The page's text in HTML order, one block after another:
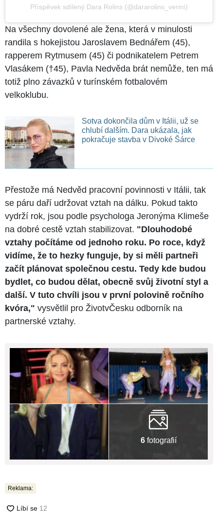
Příspěvek sdílený Dara Rolins (@dararolins_vermi)
Na všechny dovolené ale žena, která v minulosti
randila s hokejistou Jaroslavem Bednářem (45),
rapperem Rytmusem (45) či podnikatelem Petrem
Vlasákem (†45), Pavla Nedvěda brát nemůže, ten má
totiž plno závazků v turínském fotbalovém
velkoklubu.
Sotva dokončila dům v Itálii, už se
chlubí dalším. Dara ukázala, jak
pokračuje stavba v Divoké Šárce
Přestože má Nedvěd pracovní povinnosti v Itálii, tak
se páru daří udržovat vztah na dálku. Pokud takto
vydrží rok, jsou podle psychologa Jeronýma Klimeše
na dobré cestě vztah stabilizovat. "Dlouhodobé
vztahy počítáme od jednoho roku. Po roce, když
vidíme, že to hezky funguje, by si měli partneři
začít plánovat společnou cestu. Tedy kde budou
bydlet, co budou dělat, obecně svůj životní styl a
další. V tuto chvíli jsou v první polovině ročního
kvóra," vysvětlil pro ŽivotvČesku odborník na
partnerské vztahy.
6fotografií
Reklama: